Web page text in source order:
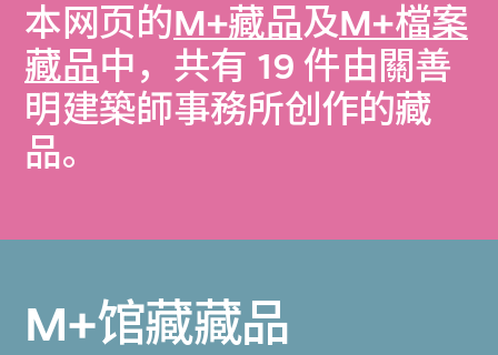
本网页的M+藏品及M+檔案
藏品中，共有 19 件由關善
明建築師事務所创作的藏
品。
M+馆藏藏品